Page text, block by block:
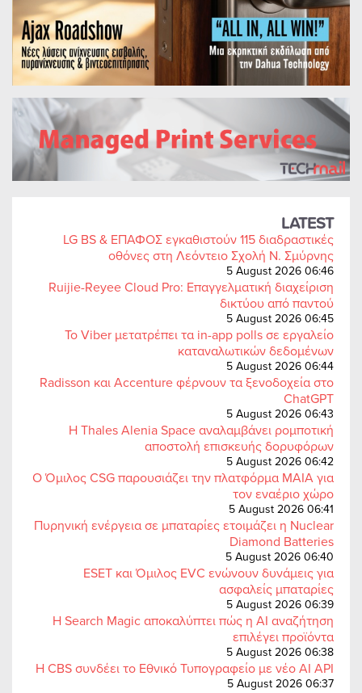
LATEST
LG BS & ΕΠΑΦΟΣ εγκαθιστούν 115 διαδραστικές
οθόνες στη Λεόντειο Σχολή Ν. Σμύρνης
5 August 2026 06:46
Ruijie-Reyee Cloud Pro: Επαγγελματική διαχείριση
δικτύου από παντού
5 August 2026 06:45
Το Viber μετατρέπει τα in-app polls σε εργαλείο
καταναλωτικών δεδομένων
5 August 2026 06:44
Radisson και Accenture φέρνουν τα ξενοδοχεία στο
ChatGPT
5 August 2026 06:43
Η Thales Alenia Space αναλαμβάνει ρομποτική
αποστολή επισκευής δορυφόρων
5 August 2026 06:42
Ο Όμιλος CSG παρουσιάζει την πλατφόρμα MAIA για
τον εναέριο χώρο
5 August 2026 06:41
Πυρηνική ενέργεια σε μπαταρίες ετοιμάζει η Nuclear
Diamond Batteries
5 August 2026 06:40
ESET και Όμιλος EVC ενώνουν δυνάμεις για
ασφαλείς μπαταρίες
5 August 2026 06:39
Η Search Magic αποκαλύπτει πώς η AI αναζήτηση
επιλέγει προϊόντα
5 August 2026 06:38
Η CBS συνδέει το Εθνικό Τυπογραφείο με νέο AI API
5 August 2026 06:37